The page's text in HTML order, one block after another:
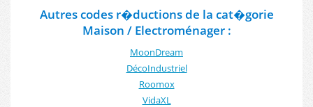
Autres codes r�ductions de la cat�gorie
Maison / Electroménager :
MoonDream
DécoIndustriel
Roomox
VidaXL